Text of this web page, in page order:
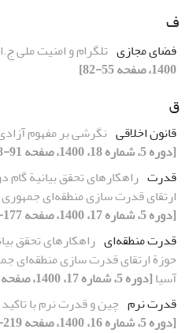
ف
فضای مجازی تلگرام و امنیت ملی
1400، صفحه 55-82]
ق
قانون اخلاقی نگرشی بر مفهوم
[دوره 5، شماره 18، 1400، صفحه 91-108]
قدرت راهکارهای تحقق بیانیة گام
ارتقای قدرت ‌سازی منطقه‌ای
[دوره 5، شماره 17، 1400، صفحه 177-208]
قدرت منطقه‌ای راهکارهای تحقق
حوزة ارتقای قدرت ‌سازی منطقه‌ای
آسیا[دوره 5، شماره 17، 1400، صفحه 177-208]
قدرت نرم چین و قدرت نرم با
[دوره 5، شماره 16، 1400، صفحه 219-237]